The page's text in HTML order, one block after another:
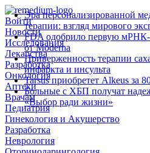
Войти
Новости
Исследования
Лекарства
Разработка
Онкология
Аптеки
Врачам
Педиатрия
Гинекология и Акушерство
Разработка
Неврология
Эра персонализированной
терапии: взгляд мирового
FDA одобрило первую
от Moderna
Приверженность терапии
инфаркта и инсульта
Tarsus приобретет Alkeus за
Больные с ХБП получат
«Выбор ради жизни»